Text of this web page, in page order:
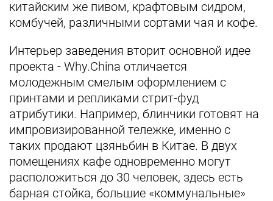
китайским же пивом, крафтовым сидром,
комбучей, различными сортами чая и кофе.
Интерьер заведения вторит основной идее
проекта - Why.China отличается
молодежным смелым оформлением с
принтами и репликами стрит-фуд
атрибутики. Например, блинчики готовят на
импровизированной тележке, именно с
таких продают цзяньбин в Китае. В двух
помещениях кафе одновременно могут
расположиться до 30 человек, здесь есть
барная стойка, большие «коммунальные»